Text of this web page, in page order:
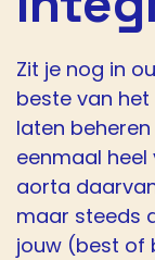
Zit je nog in
beste van
laten
eenmaal
aorta
maar steeds
jouw (best of